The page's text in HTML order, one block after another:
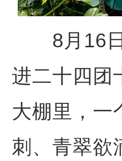
8月16日
进二十四团
大棚里，一
刺、青翠欲